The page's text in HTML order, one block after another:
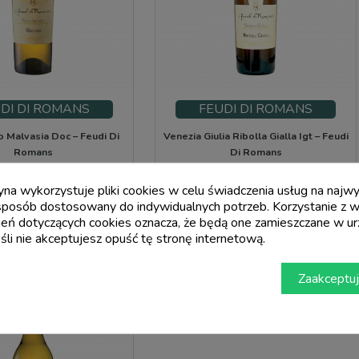
DI ROMANS
Malvasia Doc – Feudi Di
Romans
add_shopping_cart
FEUDI DI ROMANS
Venezia Giulia Ribolla Gialla Igt – Feudi
Di Romans
add_shopping_cart
wykorzystuje pliki cookies w celu świadczenia usług na
dostosowany do indywidualnych potrzeb. Korzystanie z
dotyczących cookies oznacza, że będą one zamieszczane w
nie akceptujesz opuść tę stronę internetową.